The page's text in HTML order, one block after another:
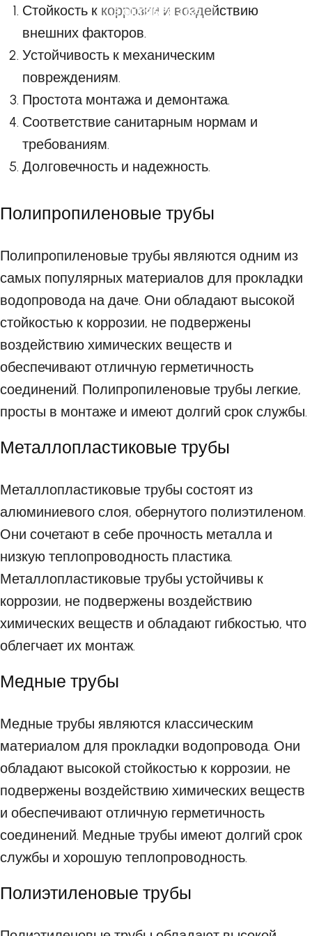
15 ОКТЯБРЯ 2023
Стойкость к коррозии и воздействию
внешних факторов.
Устойчивость к механическим
повреждениям.
Простота монтажа и демонтажа.
Соответствие санитарным нормам и
требованиям.
Долговечность и надежность.
Полипропиленовые трубы
Полипропиленовые трубы являются одним из
самых популярных материалов для прокладки
водопровода на даче. Они обладают высокой
стойкостью к коррозии, не подвержены
воздействию химических веществ и
обеспечивают отличную герметичность
соединений. Полипропиленовые трубы легкие,
просты в монтаже и имеют долгий срок службы.
Металлопластиковые трубы
Металлопластиковые трубы состоят из
алюминиевого слоя, обернутого полиэтиленом.
Они сочетают в себе прочность металла и
низкую теплопроводность пластика.
Металлопластиковые трубы устойчивы к
коррозии, не подвержены воздействию
химических веществ и обладают гибкостью, что
облегчает их монтаж.
Медные трубы
Медные трубы являются классическим
материалом для прокладки водопровода. Они
обладают высокой стойкостью к коррозии, не
подвержены воздействию химических веществ
и обеспечивают отличную герметичность
соединений. Медные трубы имеют долгий срок
службы и хорошую теплопроводность.
Полиэтиленовые трубы